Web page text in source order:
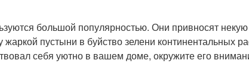
большой популярностью. Они привносят
жаркой пустыни в буйство зелени континентальных
себя уютно в вашем доме, окружите его